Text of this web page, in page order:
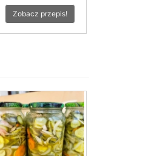
Zobacz przepis!